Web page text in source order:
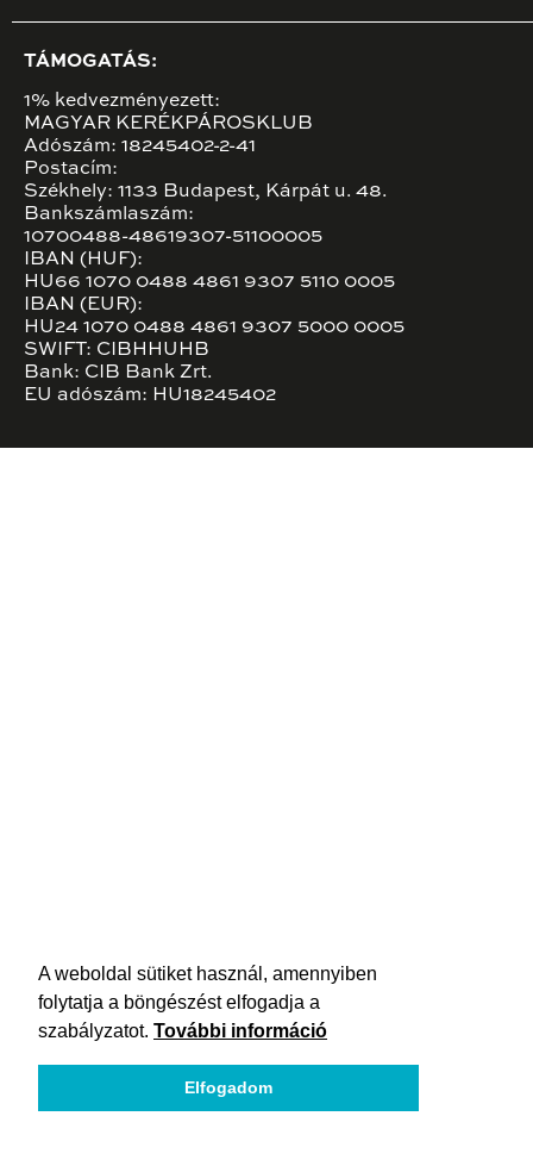
A weboldal sütiket használ, amennyiben
folytatja a böngészést elfogadja a
szabályzatot. További információ
Elfogadom
TÁMOGATÁS:
1% kedvezményezett:
MAGYAR KERÉKPÁROSKLUB
Adószám: 18245402-2-41
Postacím:
Székhely: 1133 Budapest, Kárpát u. 48.
Bankszámlaszám:
10700488-48619307-51100005
IBAN (HUF):
HU66 1070 0488 4861 9307 5110 0005
IBAN (EUR):
HU24 1070 0488 4861 9307 5000 0005
SWIFT: CIBHHUHB
Bank: CIB Bank Zrt.
EU adószám: HU18245402